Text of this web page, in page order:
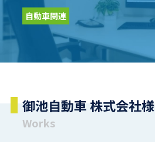
自動車関連
御池自動車 株式会社様
Works